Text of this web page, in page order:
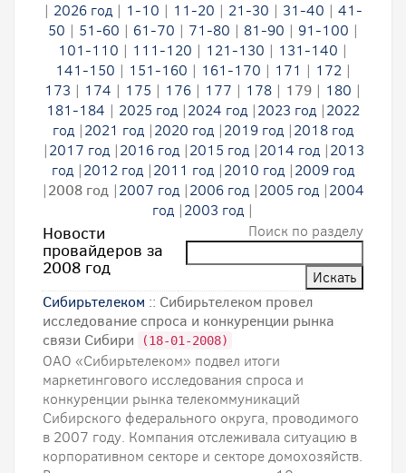
| 2026 год | 1-10 | 11-20 | 21-30 | 31-40 | 41-
50 | 51-60 | 61-70 | 71-80 | 81-90 | 91-100 |
101-110 | 111-120 | 121-130 | 131-140 |
141-150 | 151-160 | 161-170 | 171 | 172|
173 | 174 | 175 | 176 | 177 | 178 | 179 | 180 |
181-184 | 2025 год |2024 год |2023 год |2022
год |2021 год |2020 год |2019 год |2018 год
|2017 год|2016 год|2015 год|2014 год|2013
год |2012 год |2011 год |2010 год |2009 год
|2008 год |2007 год |2006 год |2005 год |2004
год |2003 год |
Новости
провайдеров за
2008 год
Поиск по разделу
Сибирьтелеком :: Сибирьтелеком провел
исследование спроса и конкуренции рынка
связи Сибири
(18-01-2008)
ОАО «Сибирьтелеком» подвел итоги
маркетингового исследования спроса и
конкуренции рынка телекоммуникаций
Сибирского федерального округа, проводимого
в 2007 году. Компания отслеживала ситуацию в
корпоративном секторе и секторе домохозяйств.